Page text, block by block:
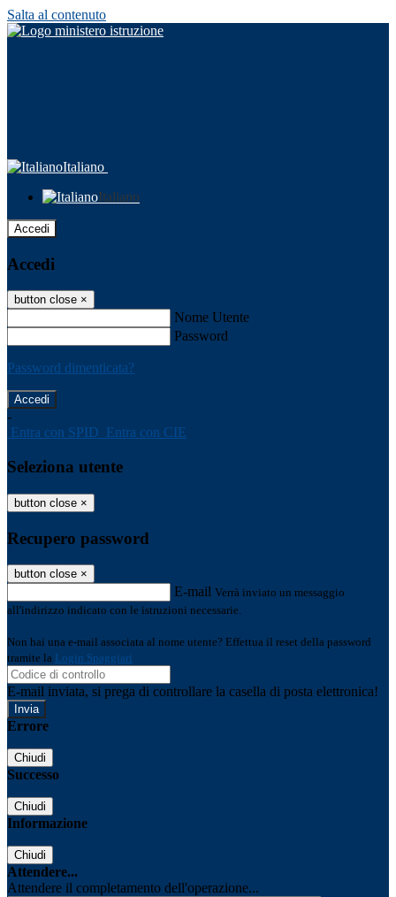
Salta al contenuto
Italiano
Italiano
Accedi
Accedi
button close ×
Nome Utente
Password
Password dimenticata?
-
Entra con SPID Entra con CIE
Seleziona utente
button close ×
Recupero password
button close ×
E-mail Verrà inviato un messaggio
all'indirizzo indicato con le istruzioni necessarie.
Non hai una e-mail associata al nome utente? Effettua il reset della password
tramite la Login Spaggiari
E-mail inviata, si prega di controllare la casella di posta elettronica!
Errore
Chiudi
Successo
Chiudi
Informazione
Chiudi
Attendere...
Attendere il completamento dell'operazione...